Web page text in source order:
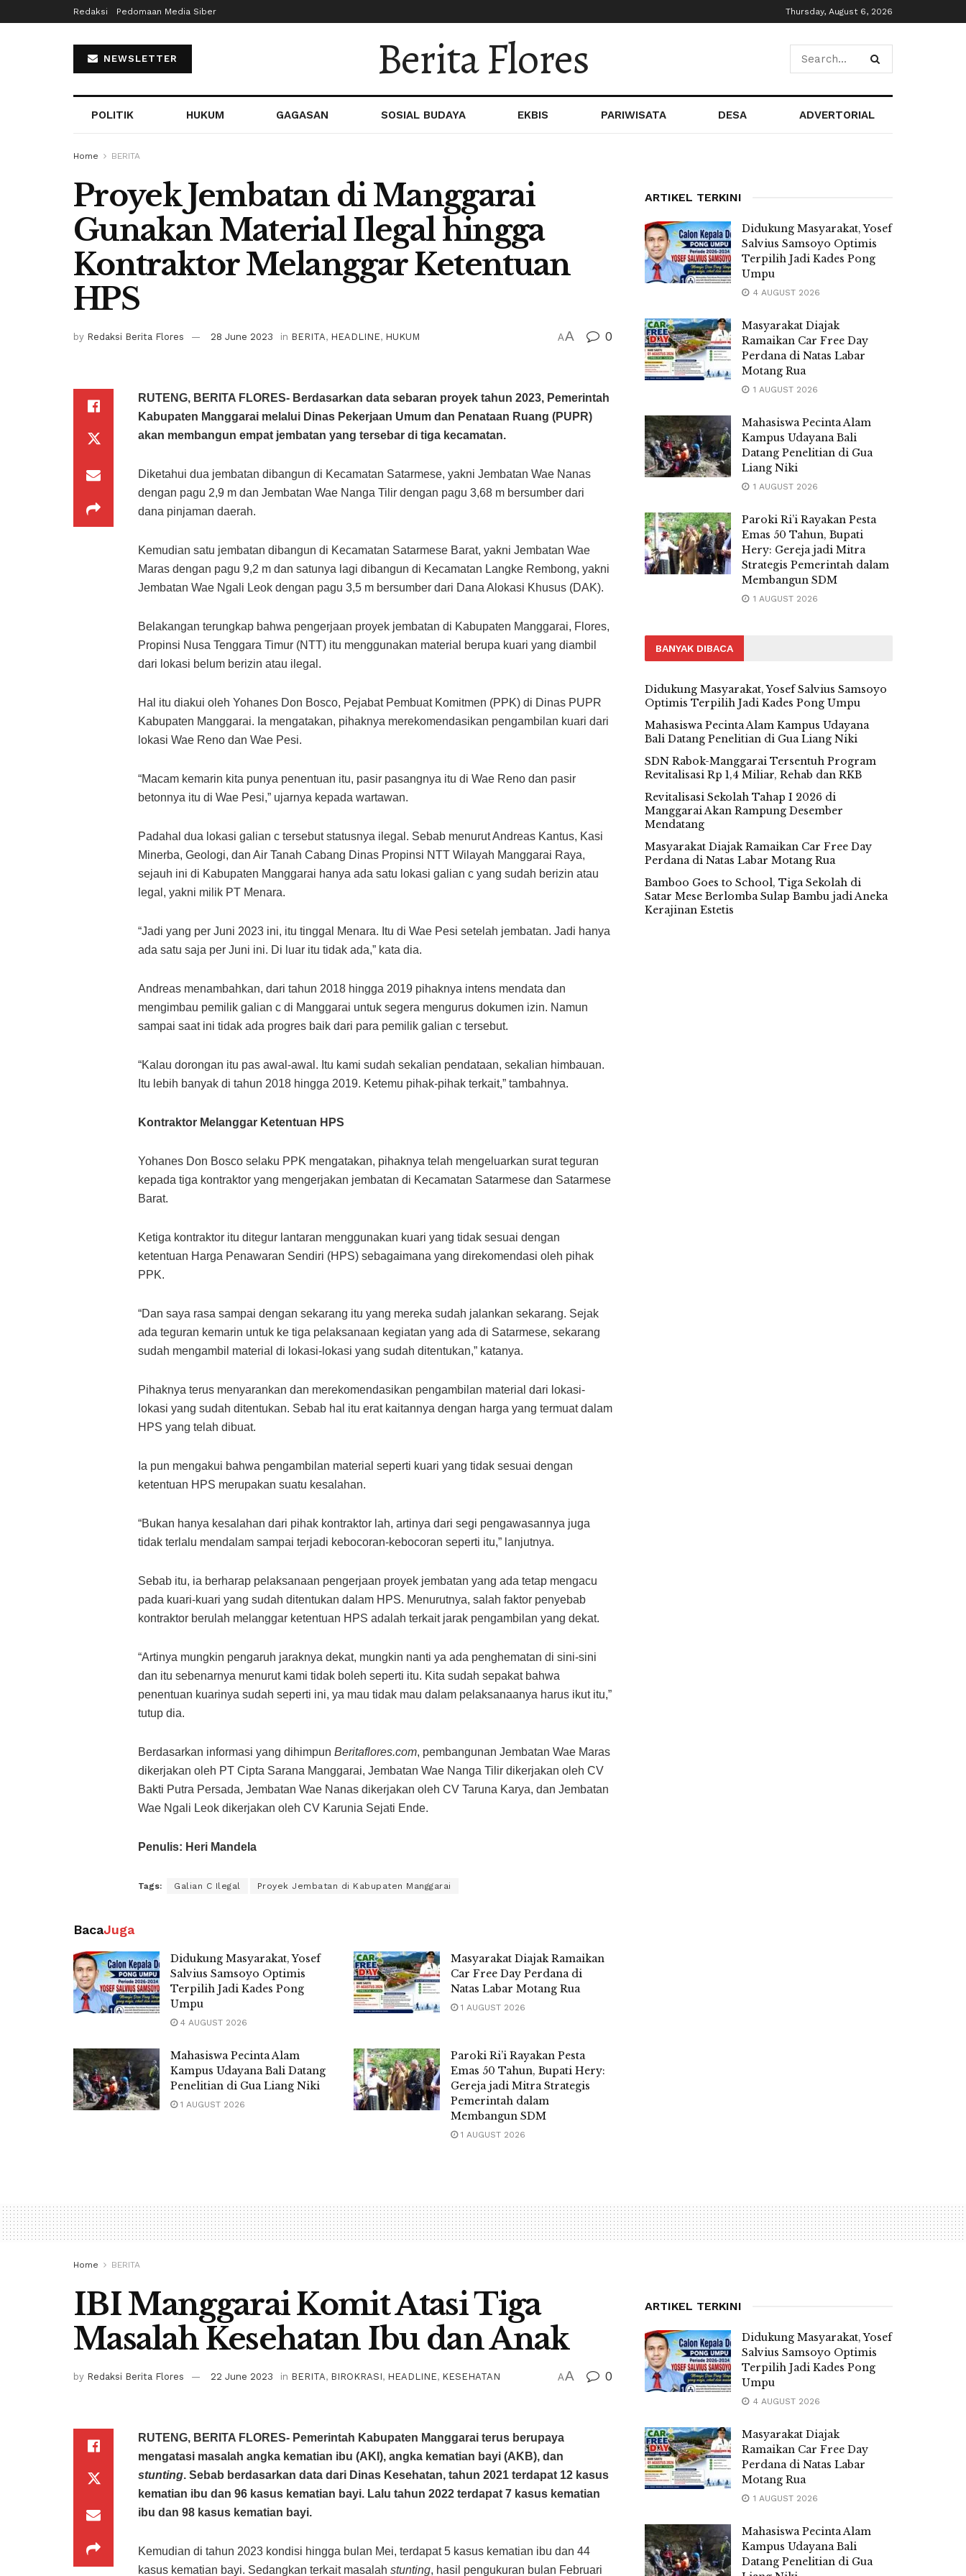
Redaksi Pedomaan Media Siber Thursday, August 6, 2026
NEWSLETTER Berita Flores
POLITIK HUKUM GAGASAN SOSIAL BUDAYA EKBIS PARIWISATA DESA ADVERTORIAL
Home BERITA
Proyek Jembatan di Manggarai
Gunakan Material Ilegal hingga
Kontraktor Melanggar Ketentuan
HPS
by Redaksi Berita Flores 28 June 2023 in BERITA, HEADLINE, HUKUM AA 0
RUTENG, BERITA FLORES- Berdasarkan data sebaran proyek tahun 2023, Pemerintah
Kabupaten Manggarai melalui Dinas Pekerjaan Umum dan Penataan Ruang (PUPR)
akan membangun empat jembatan yang tersebar di tiga kecamatan.
Diketahui dua jembatan dibangun di Kecamatan Satarmese, yakni Jembatan Wae Nanas
dengan pagu 2,9 m dan Jembatan Wae Nanga Tilir dengan pagu 3,68 m bersumber dari
dana pinjaman daerah.
Kemudian satu jembatan dibangun di Kecamatan Satarmese Barat, yakni Jembatan Wae
Maras dengan pagu 9,2 m dan satunya lagi dibangun di Kecamatan Langke Rembong, yakni
Jembatan Wae Ngali Leok dengan pagu 3,5 m bersumber dari Dana Alokasi Khusus (DAK).
Belakangan terungkap bahwa pengerjaan proyek jembatan di Kabupaten Manggarai, Flores,
Propinsi Nusa Tenggara Timur (NTT) itu menggunakan material berupa kuari yang diambil
dari lokasi belum berizin atau ilegal.
Hal itu diakui oleh Yohanes Don Bosco, Pejabat Pembuat Komitmen (PPK) di Dinas PUPR
Kabupaten Manggarai. Ia mengatakan, pihaknya merekomendasikan pengambilan kuari dari
lokasi Wae Reno dan Wae Pesi.
“Macam kemarin kita punya penentuan itu, pasir pasangnya itu di Wae Reno dan pasir
betonnya itu di Wae Pesi,” ujarnya kepada wartawan.
Padahal dua lokasi galian c tersebut statusnya ilegal. Sebab menurut Andreas Kantus, Kasi
Minerba, Geologi, dan Air Tanah Cabang Dinas Propinsi NTT Wilayah Manggarai Raya,
sejauh ini di Kabupaten Manggarai hanya ada satu lokasi galian c yang sudah berizin atau
legal, yakni milik PT Menara.
“Jadi yang per Juni 2023 ini, itu tinggal Menara. Itu di Wae Pesi setelah jembatan. Jadi hanya
ada satu saja per Juni ini. Di luar itu tidak ada,” kata dia.
Andreas menambahkan, dari tahun 2018 hingga 2019 pihaknya intens mendata dan
mengimbau pemilik galian c di Manggarai untuk segera mengurus dokumen izin. Namun
sampai saat ini tidak ada progres baik dari para pemilik galian c tersebut.
“Kalau dorongan itu pas awal-awal. Itu kami sudah sekalian pendataan, sekalian himbauan.
Itu lebih banyak di tahun 2018 hingga 2019. Ketemu pihak-pihak terkait,” tambahnya.
Kontraktor Melanggar Ketentuan HPS
Yohanes Don Bosco selaku PPK mengatakan, pihaknya telah mengeluarkan surat teguran
kepada tiga kontraktor yang mengerjakan jembatan di Kecamatan Satarmese dan Satarmese
Barat.
Ketiga kontraktor itu ditegur lantaran menggunakan kuari yang tidak sesuai dengan
ketentuan Harga Penawaran Sendiri (HPS) sebagaimana yang direkomendasi oleh pihak
PPK.
“Dan saya rasa sampai dengan sekarang itu yang mereka sudah jalankan sekarang. Sejak
ada teguran kemarin untuk ke tiga pelaksanaan kegiatan yang ada di Satarmese, sekarang
sudah mengambil material di lokasi-lokasi yang sudah ditentukan,” katanya.
Pihaknya terus menyarankan dan merekomendasikan pengambilan material dari lokasi-
lokasi yang sudah ditentukan. Sebab hal itu erat kaitannya dengan harga yang termuat dalam
HPS yang telah dibuat.
Ia pun mengakui bahwa pengambilan material seperti kuari yang tidak sesuai dengan
ketentuan HPS merupakan suatu kesalahan.
“Bukan hanya kesalahan dari pihak kontraktor lah, artinya dari segi pengawasannya juga
tidak terlalu mendalam sampai terjadi kebocoran-kebocoran seperti itu,” lanjutnya.
Sebab itu, ia berharap pelaksanaan pengerjaan proyek jembatan yang ada tetap mengacu
pada kuari-kuari yang sudah ditentukan dalam HPS. Menurutnya, salah faktor penyebab
kontraktor berulah melanggar ketentuan HPS adalah terkait jarak pengambilan yang dekat.
“Artinya mungkin pengaruh jaraknya dekat, mungkin nanti ya ada penghematan di sini-sini
dan itu sebenarnya menurut kami tidak boleh seperti itu. Kita sudah sepakat bahwa
penentuan kuarinya sudah seperti ini, ya mau tidak mau dalam pelaksanaanya harus ikut itu,”
tutup dia.
Berdasarkan informasi yang dihimpun Beritaflores.com, pembangunan Jembatan Wae Maras
dikerjakan oleh PT Cipta Sarana Manggarai, Jembatan Wae Nanga Tilir dikerjakan oleh CV
Bakti Putra Persada, Jembatan Wae Nanas dikerjakan oleh CV Taruna Karya, dan Jembatan
Wae Ngali Leok dikerjakan oleh CV Karunia Sejati Ende.
Penulis: Heri Mandela
Tags: Galian C Ilegal Proyek Jembatan di Kabupaten Manggarai
BacaJuga
Didukung Masyarakat, Yosef
Salvius Samsoyo Optimis
Terpilih Jadi Kades Pong
Umpu
4 AUGUST 2026
Masyarakat Diajak Ramaikan
Car Free Day Perdana di
Natas Labar Motang Rua
1 AUGUST 2026
Mahasiswa Pecinta Alam
Kampus Udayana Bali Datang
Penelitian di Gua Liang Niki
1 AUGUST 2026
Paroki Ri’i Rayakan Pesta
Emas 50 Tahun, Bupati Hery:
Gereja jadi Mitra Strategis
Pemerintah dalam
Membangun SDM
1 AUGUST 2026
ARTIKEL TERKINI
Didukung Masyarakat, Yosef
Salvius Samsoyo Optimis
Terpilih Jadi Kades Pong
Umpu
4 AUGUST 2026
Masyarakat Diajak
Ramaikan Car Free Day
Perdana di Natas Labar
Motang Rua
1 AUGUST 2026
Mahasiswa Pecinta Alam
Kampus Udayana Bali
Datang Penelitian di Gua
Liang Niki
1 AUGUST 2026
Paroki Ri’i Rayakan Pesta
Emas 50 Tahun, Bupati
Hery: Gereja jadi Mitra
Strategis Pemerintah dalam
Membangun SDM
1 AUGUST 2026
BANYAK DIBACA
Didukung Masyarakat, Yosef Salvius Samsoyo
Optimis Terpilih Jadi Kades Pong Umpu
Mahasiswa Pecinta Alam Kampus Udayana
Bali Datang Penelitian di Gua Liang Niki
SDN Rabok-Manggarai Tersentuh Program
Revitalisasi Rp 1,4 Miliar, Rehab dan RKB
Revitalisasi Sekolah Tahap I 2026 di
Manggarai Akan Rampung Desember
Mendatang
Masyarakat Diajak Ramaikan Car Free Day
Perdana di Natas Labar Motang Rua
Bamboo Goes to School, Tiga Sekolah di
Satar Mese Berlomba Sulap Bambu jadi Aneka
Kerajinan Estetis
Home BERITA
IBI Manggarai Komit Atasi Tiga
Masalah Kesehatan Ibu dan Anak
by Redaksi Berita Flores 22 June 2023 in BERITA, BIROKRASI, HEADLINE, KESEHATAN AA 0
RUTENG, BERITA FLORES- Pemerintah Kabupaten Manggarai terus berupaya
mengatasi masalah angka kematian ibu (AKI), angka kematian bayi (AKB), dan
stunting. Sebab berdasarkan data dari Dinas Kesehatan, tahun 2021 terdapat 12 kasus
kematian ibu dan 96 kasus kematian bayi. Lalu tahun 2022 terdapat 7 kasus kematian
ibu dan 98 kasus kematian bayi.
Kemudian di tahun 2023 kondisi hingga bulan Mei, terdapat 5 kasus kematian ibu dan 44
kasus kematian bayi. Sedangkan terkait masalah stunting, hasil pengukuran bulan Februari
ARTIKEL TERKINI
Didukung Masyarakat, Yosef
Salvius Samsoyo Optimis
Terpilih Jadi Kades Pong
Umpu
4 AUGUST 2026
Masyarakat Diajak
Ramaikan Car Free Day
Perdana di Natas Labar
Motang Rua
1 AUGUST 2026
Mahasiswa Pecinta Alam
Kampus Udayana Bali
Datang Penelitian di Gua